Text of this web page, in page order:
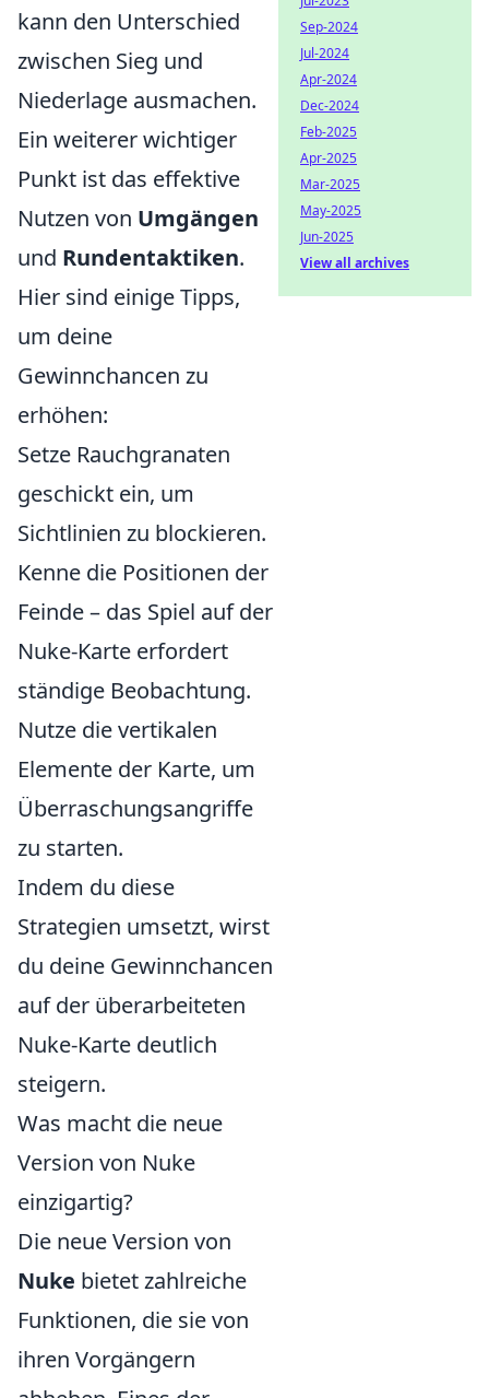
kann den Unterschied
zwischen Sieg und
Niederlage ausmachen.
Ein weiterer wichtiger
Punkt ist das effektive
Nutzen von Umgängen
und Rundentaktiken.
Hier sind einige Tipps,
um deine
Gewinnchancen zu
erhöhen:
Setze Rauchgranaten
geschickt ein, um
Sichtlinien zu blockieren.
Kenne die Positionen der
Feinde – das Spiel auf der
Nuke-Karte erfordert
ständige Beobachtung.
Nutze die vertikalen
Elemente der Karte, um
Überraschungsangriffe
zu starten.
Indem du diese
Strategien umsetzt, wirst
du deine Gewinnchancen
auf der überarbeiteten
Nuke-Karte deutlich
steigern.
Was macht die neue
Version von Nuke
einzigartig?
Die neue Version von
Nuke bietet zahlreiche
Funktionen, die sie von
ihren Vorgängern
Sep-2024
Jul-2024
Apr-2024
Dec-2024
Feb-2025
Apr-2025
Mar-2025
May-2025
Jun-2025
View all archives